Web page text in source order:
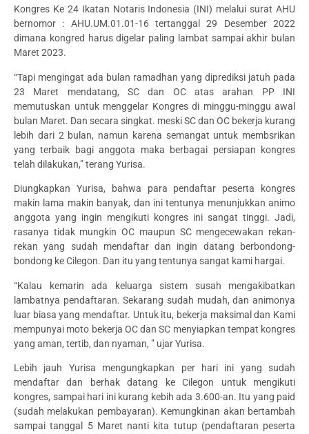
Kongres Ke 24 Ikatan Notaris Indonesia (INI) melalui surat AHU
bernomor : AHU.UM.01.01-16 tertanggal 29 Desember 2022
dimana kongred harus digelar paling lambat sampai akhir bulan
Maret 2023.
“Tapi mengingat ada bulan ramadhan yang diprediksi jatuh pada
23 Maret mendatang, SC dan OC atas arahan PP INI
memutuskan untuk menggelar Kongres di minggu-minggu awal
bulan Maret. Dan secara singkat. meski SC dan OC bekerja kurang
lebih dari 2 bulan, namun karena semangat untuk membsrikan
yang terbaik bagi anggota maka berbagai persiapan kongres
telah dilakukan,” terang Yurisa.
Diungkapkan Yurisa, bahwa para pendaftar peserta kongres
makin lama makin banyak, dan ini tentunya menunjukkan animo
anggota yang ingin mengikuti kongres ini sangat tinggi. Jadi,
rasanya tidak mungkin OC maupun SC mengecewakan rekan-
rekan yang sudah mendaftar dan ingin datang berbondong-
bondong ke Cilegon. Dan itu yang tentunya sangat kami hargai.
“Kalau kemarin ada keluarga sistem susah mengakibatkan
lambatnya pendaftaran. Sekarang sudah mudah, dan animonya
luar biasa yang mendaftar. Untuk itu, bekerja maksimal dan Kami
mempunyai moto bekerja OC dan SC menyiapkan tempat kongres
yang aman, tertib, dan nyaman, ” ujar Yurisa.
Lebih jauh Yurisa mengungkapkan per hari ini yang sudah
mendaftar dan berhak datang ke Cilegon untuk mengikuti
kongres, sampai hari ini kurang kebih ada 3.600-an. Itu yang paid
(sudah melakukan pembayaran). Kemungkinan akan bertambah
sampai tanggal 5 Maret nanti kita tutup (pendaftaran peserta